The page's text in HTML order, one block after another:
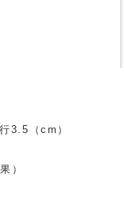
3.5（cm）
）